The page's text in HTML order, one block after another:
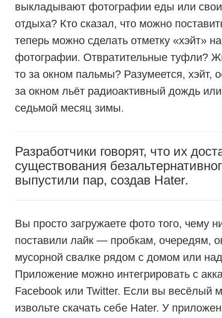
выкладывают фотографии еды или
отдыха? Кто сказал, что можно
теперь можно сделать отметку «хэйт»
фотографии. Отвратительные туфли?
то за окном пальмы? Разумеется, хэйт,
за окном льёт радиоактивный дождь
седьмой месяц зимы.
Разработчики говорят, что их
существования
выпустили пар, создав Hater.
Вы просто загружаете фото того, чему
поставили лайк — пробкам, очередям,
мусорной свалке рядом с домом или
Приложение можно интегрировать с
Facebook или Twitter. Если вы весёлый
извольте скачать себе Hater. У